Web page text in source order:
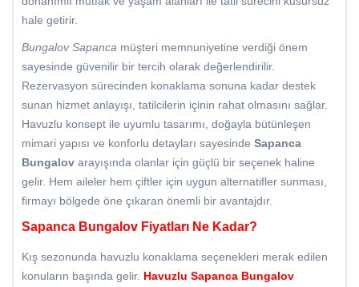
hale getirir.
Bungalov Sapanca müşteri memnuniyetine verdiği önem
sayesinde güvenilir bir tercih olarak değerlendirilir.
Rezervasyon sürecinden konaklama sonuna kadar destek
sunan hizmet anlayışı, tatilcilerin içinin rahat olmasını sağlar.
Havuzlu konsept ile uyumlu tasarımı, doğayla bütünleşen
mimari yapısı ve konforlu detayları sayesinde Sapanca
Bungalov arayışında olanlar için güçlü bir seçenek haline
gelir. Hem aileler hem çiftler için uygun alternatifler sunması,
firmayı bölgede öne çıkaran önemli bir avantajdır.
Sapanca Bungalov Fiyatları Ne Kadar?
Kış sezonunda havuzlu konaklama seçenekleri merak edilen
konuların başında gelir. Havuzlu Sapanca Bungalov